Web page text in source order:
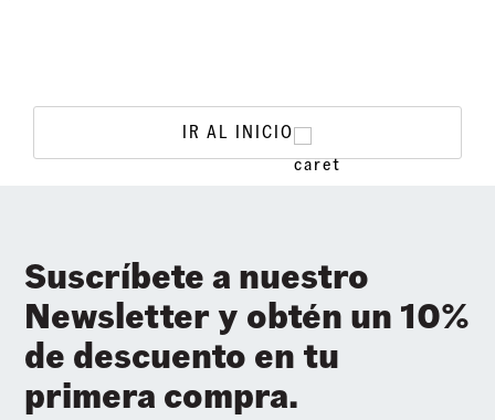
IR AL INICIO
Suscríbete a nuestro
Newsletter y obtén un 10%
de descuento en tu
primera compra.